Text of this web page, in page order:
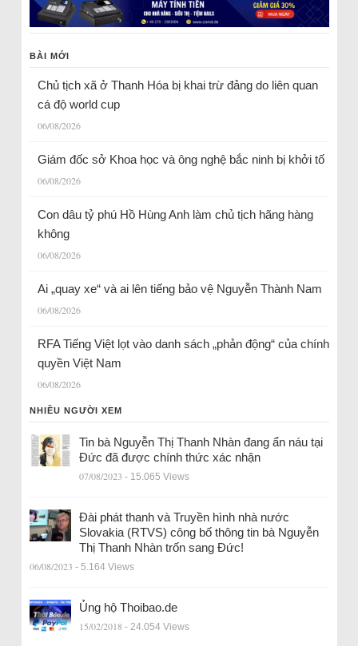
BÀI MỚI
Chủ tịch xã ở Thanh Hóa bị khai trừ đảng do liên quan
cá độ world cup
06/08/2026
Giám đốc sở Khoa học và ông nghệ bắc ninh bị khởi tố
06/08/2026
Con dâu tỷ phú Hồ Hùng Anh làm chủ tịch hãng hàng
không
06/08/2026
Ai „quay xe“ và ai lên tiếng bảo vệ Nguyễn Thành Nam
06/08/2026
RFA Tiếng Việt lọt vào danh sách „phản động“ của chính
quyền Việt Nam
06/08/2026
NHIỀU NGƯỜI XEM
Tin bà Nguyễn Thị Thanh Nhàn đang ẩn náu tại
Đức đã được chính thức xác nhận
07/08/2023 - 15.065 Views
Đài phát thanh và Truyền hình nhà nước
Slovakia (RTVS) công bố thông tin bà Nguyễn
Thị Thanh Nhàn trốn sang Đức!
06/08/2023 - 5.164 Views
Ủng hộ Thoibao.de
15/02/2018 - 24.054 Views